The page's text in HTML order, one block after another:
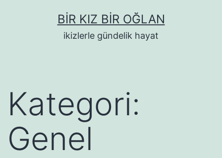
BIR KIZ BIR OĞLAN
ikizlerle gündelik hayat
Kategori:
Genel